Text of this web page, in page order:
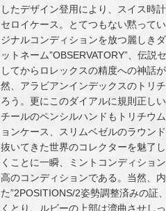
したデザイン登用により、スイス時
セロイケース。とてつもない黙って
ジナルコンディションを放つ麗しき
ットネーム”OBSERVATORY”、伝
してからロレックスの精度への神話
然、アラビアンインデックスのトリ
ろう。更にこのダイアルに規則正し
チールのペンシルハンドもトリチウ
ョンケース、スリムベゼルのラウン
抜いてきた世界のコレクターを魅了
くことに一瞬、ミントコンディショ
高のコンディションである。当然、
た”2POSITIONS/2姿勢調整済みの証
くとり、ルビーの上部は湾曲させし